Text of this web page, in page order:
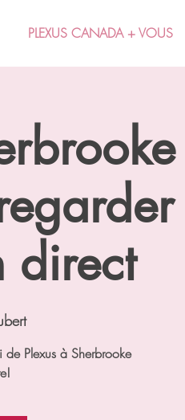
PLEXUS CANADA + VOUS
direct
Plexus à Sherbrooke